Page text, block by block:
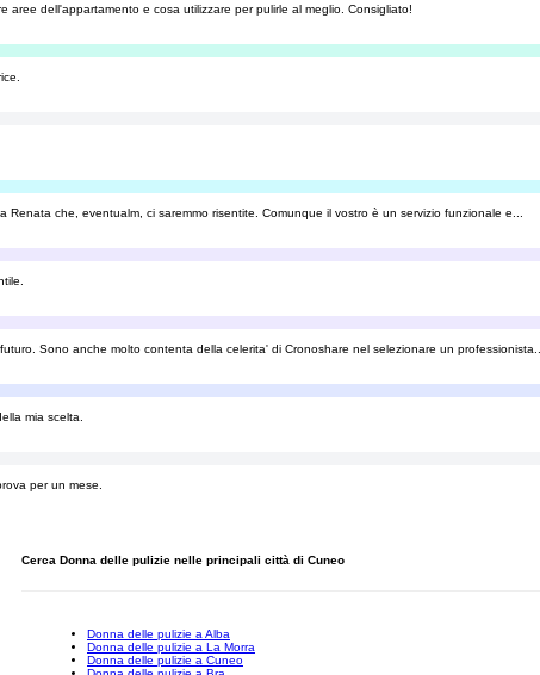
dell'appartamento e cosa utilizzare per pulirle al meglio. Consigliato!
che, eventualm, ci saremmo risentite. Comunque il vostro è un servizio funzionale e...
Sono anche molto contenta della celerita' di Cronoshare nel selezionare un professionista...
mia scelta.
per un mese.
Cerca Donna delle pulizie nelle principali città di Cuneo
Donna delle pulizie a Alba
Donna delle pulizie a La Morra
Donna delle pulizie a Cuneo